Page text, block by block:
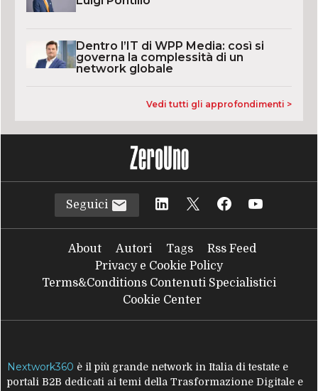
Dentro l’IT di WPP Media: così si
governa la complessità di un
network globale
Vedi tutti gli approfondimenti >
Seguici
About Autori Tags
Rss Feed
Privacy e Cookie Policy
Terms&Conditions Contenuti Specialistici
Cookie Center
Nextwork360 è il più grande network in Italia di testate e
portali B2B dedicati ai temi della Trasformazione Digitale e